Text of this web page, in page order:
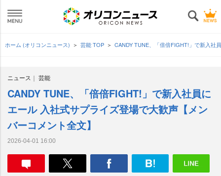
ホーム (オリコンニュース) 芸能 TOP CANDY TUNE、「倍倍FIGHT!」で新入社
ニュース 芸能
CANDY TUNE、「倍倍FIGHT!」で新入社員に
エール 入社式サプライズ登場で大歓声【メン
バーコメント全文】
2026-04-01 16:00